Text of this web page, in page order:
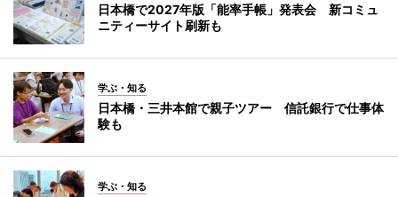
日本橋で2027年版「能率手帳」発表会 新コミュ
ニティーサイト刷新も
学ぶ・知る
日本橋・三井本館で親子ツアー 信託銀行で仕事体
験も
学ぶ・知る